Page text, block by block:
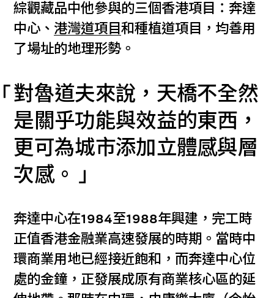
綜觀藏品中他參與的三個香港項目：奔達
中心、 港灣道項目和種植道項目，均善用
了場址的地理形勢。
對魯道夫來說，天橋不全然
是關乎功能與效益的東西，
更可為城市添加立體感與層
次感。
奔達中心在1984至1988年興建，完工時
正值香港金融業高速發展的時期。當時中
環商業用地已經接近飽和，而奔達中心位
處的金鐘，正發展成原有商業核心區的延